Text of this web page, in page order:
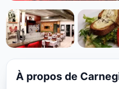
STEAKHOUSE
Carnegie Hall
★ 4.1/5
À propos de